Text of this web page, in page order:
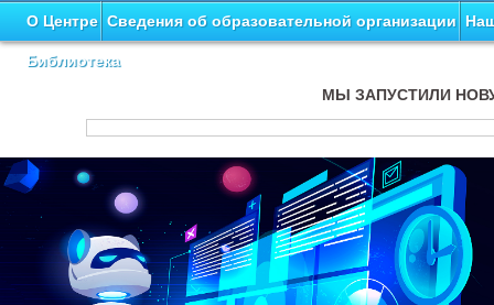
О Центре Сведения об образовательной организации
Библиотека
МЫ ЗАПУСТИЛИ